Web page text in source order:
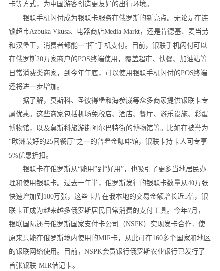
卡等方式，为中国游客创造更友好的出行环境。
银联手机闪付成为银联卡服务在俄罗斯的新亮点。无论是在连
锁超市Azbuka Vkusa、电器商店Media Markt，还是肯德基、麦当劳
和汉堡王，消费者都能一“挥”手机支付。目前，银联手机闪付可以
在俄罗斯20万家商户的POS终端使用，覆盖超市、快餐、加油站等
日常消费类商家，到今年年底，可以使用银联手机闪付的POS终端
还将进一步增加。
据了解，莫斯科、圣彼得堡和海参崴等众多商家提供银联卡专
属优惠。这些商家包括机场免税店、酒店、餐厅、游乐设施、彩蛋
博物馆，以及莫斯科旅游街阿尔巴特街的博物馆等。比如在被誉为
“欧洲最好的25间餐厅”之一的普希金咖啡馆，银联卡持卡人可专享
5%优惠折扣。
银联卡在俄罗斯从“能用”到“好用”，也吸引了更多当地居民办
理和使用银联卡。过去一年半，俄罗斯发行的银联卡数量从40万张
快速增加到100万张，这些卡片在俄本地的交易金额增长近5倍，银
联卡正成为越来越多俄罗斯居民日常消费的支付工具。今年7月，
银联国际还与俄罗斯国家支付卡公司（NSPK）实现发卡合作，使
原来只能在俄罗斯境内使用的MIR卡，从此可在160多个国家和地区
的银联网络使用。目前，NSPK会员银行俄罗斯农业银行已发行了
首张银联-MIR借记卡。